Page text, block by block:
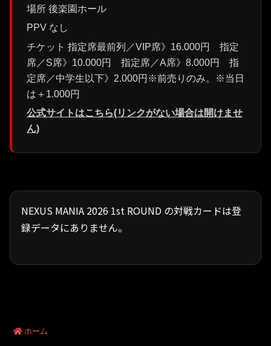
場所 後楽園ホール
PPV なし
チケット 指定席最前列／VIP席》16.000円 指定
席／S席》10.000円 指定席／A席》8.000円 指
定席／中学生以下》2.000円※前売りのみ。※当日
は＋1.000円
公式サイトはこちら(リンクがない場合は開けませ
ん)
NEXUS MANIA 2026 1st ROUND の対戦カードは登
録データにありません。
ホーム